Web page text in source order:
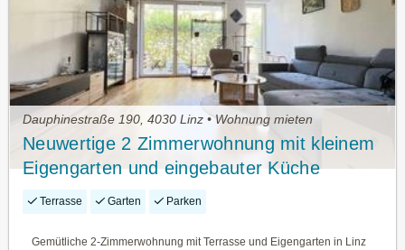
Dauphinestraße 190, 4030 Linz • Wohnung mieten
Neuwertige 2 Zimmerwohnung mit kleinem
Eigengarten und eingebauter Küche
Terrasse Garten Parken
Gemütliche 2-Zimmerwohnung mit Terrasse und Eigengarten in Linz